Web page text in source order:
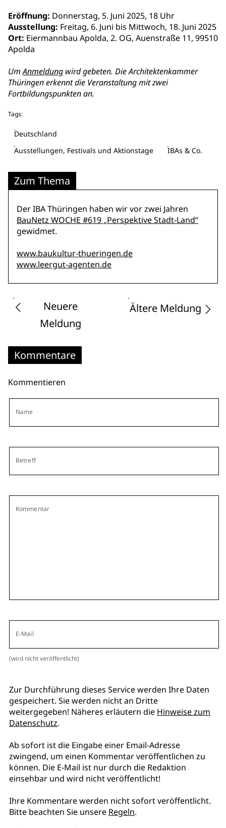
Eröffnung: Donnerstag, 5. Juni 2025, 18 Uhr
Ausstellung: Freitag, 6. Juni bis Mittwoch, 18. Juni 2025
Ort: Eiermannbau Apolda, 2. OG, Auenstraße 11, 99510
Apolda
UmAnmeldung wird gebeten. Die Architektenkammer
Thüringen erkennt die Veranstaltung mit zwei
Fortbildungspunkten an.
Tags:
Deutschland
Ausstellungen, Festivals und Aktionstage
IBAs & Co.
Zum Thema
Der IBA Thüringen haben wir vor zwei Jahren
BauNetz WOCHE #619 „Perspektive Stadt-Land“
gewidmet.
www.baukultur-thueringen.de
www.leergut-agenten.de
Neuere
Meldung
Ältere Meldung
Kommentare
Kommentieren
Name
Betreff
Kommentar
E-Mail
(wird nicht veröffentlicht)
Zur Durchführung dieses Service werden Ihre Daten
gespeichert. Sie werden nicht an Dritte
weitergegeben! Näheres erläutern die Hinweise zum
Datenschutz.
Ab sofort ist die Eingabe einer Email-Adresse
zwingend, um einen Kommentar veröffentlichen zu
können. Die E-Mail ist nur durch die Redaktion
einsehbar und wird nicht veröffentlicht!
Ihre Kommentare werden nicht sofort veröffentlicht.
Bitte beachten Sie unsere Regeln.